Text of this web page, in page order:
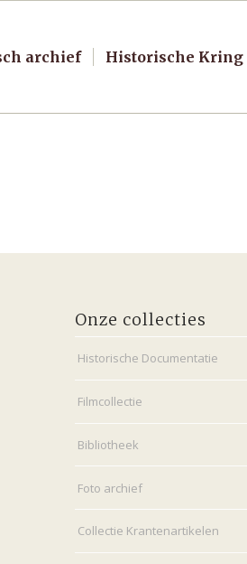
archief Historische Kring
Onze collecties
Historische Documentatie
Filmcollectie
Bibliotheek
Foto archief
Collectie Krantenartikelen